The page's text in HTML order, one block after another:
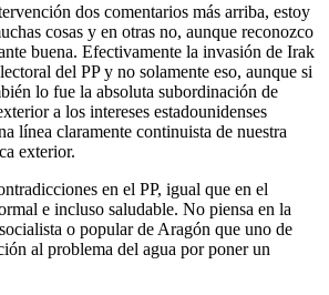
dos comentarios más arriba, estoy
cosas y en otras no, aunque reconozco
buena. Efectivamente la invasión de Irak
del PP y no solamente eso, aunque si
lo fue la absoluta subordinación de
a los intereses estadounidenses
línea claramente continuista de nuestra
exterior.
en el PP, igual que en el
e incluso saludable. No piensa en la
o popular de Aragón que uno de
al problema del agua por poner un